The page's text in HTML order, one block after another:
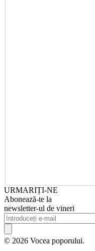
URMARIȚI-NE
Abonează-te la
newsletter-ul de vineri
© 2026 Vocea poporului.